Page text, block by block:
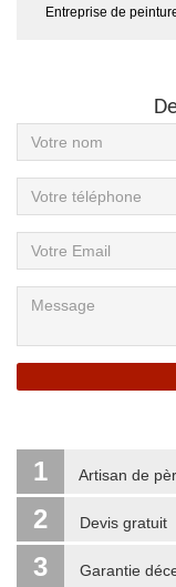
Entreprise de
1 Artisan de
2 Devis gratuit
3 Garantie